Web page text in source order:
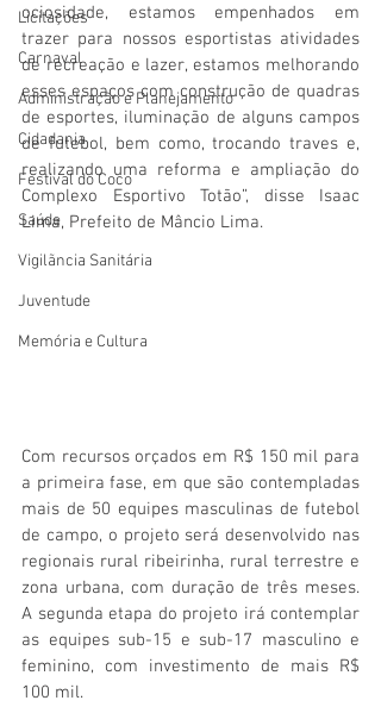
Licitações
Carnaval
Administração e Planejamento
Cidadania
Festival do Coco
Saúde
Vigilãncia Sanitária
Juventude
Memória e Cultura
ociosidade, estamos empenhados em
trazer para nossos esportistas atividades
de recreação e lazer, estamos melhorando
esses espaços com construção de quadras
de esportes, iluminação de alguns campos
de futebol, bem como, trocando traves e,
realizando uma reforma e ampliação do
Complexo Esportivo Totão”, disse Isaac
Lima, Prefeito de Mâncio Lima.
Com recursos orçados em R$ 150 mil para
a primeira fase, em que são contempladas
mais de 50 equipes masculinas de futebol
de campo, o projeto será desenvolvido nas
regionais rural ribeirinha, rural terrestre e
zona urbana, com duração de três meses.
A segunda etapa do projeto irá contemplar
as equipes sub-15 e sub-17 masculino e
feminino, com investimento de mais R$
100 mil.